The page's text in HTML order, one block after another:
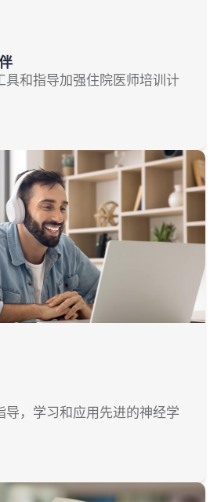
具和指导加强住院医师培训计
导，学习和应用先进的神经学